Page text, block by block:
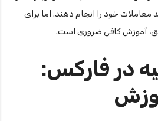
معاملات خود را انجام دهند. اما برای
آموزش کافی ضروری است.
در فارکس: